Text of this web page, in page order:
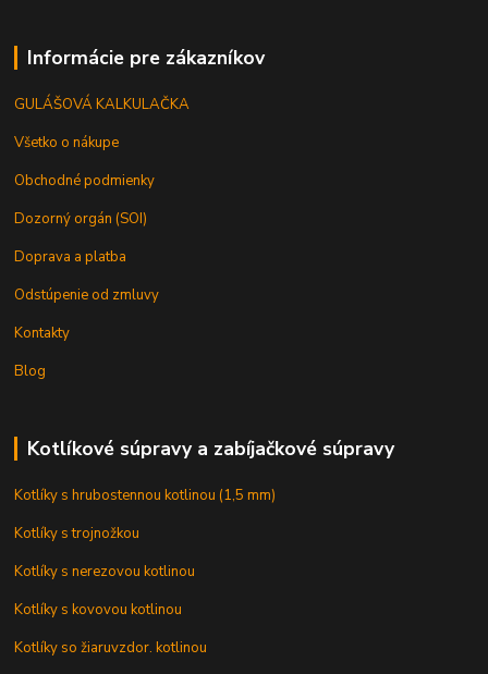
Informácie pre zákazníkov
GULÁŠOVÁ KALKULAČKA
Všetko o nákupe
Obchodné podmienky
Dozorný orgán (SOI)
Doprava a platba
Odstúpenie od zmluvy
Kontakty
Blog
Kotlíkové súpravy a zabíjačkové súpravy
Kotlíky s hrubostennou kotlinou (1,5 mm)
Kotlíky s trojnožkou
Kotlíky s nerezovou kotlinou
Kotlíky s kovovou kotlinou
Kotlíky so žiaruvzdor. kotlinou